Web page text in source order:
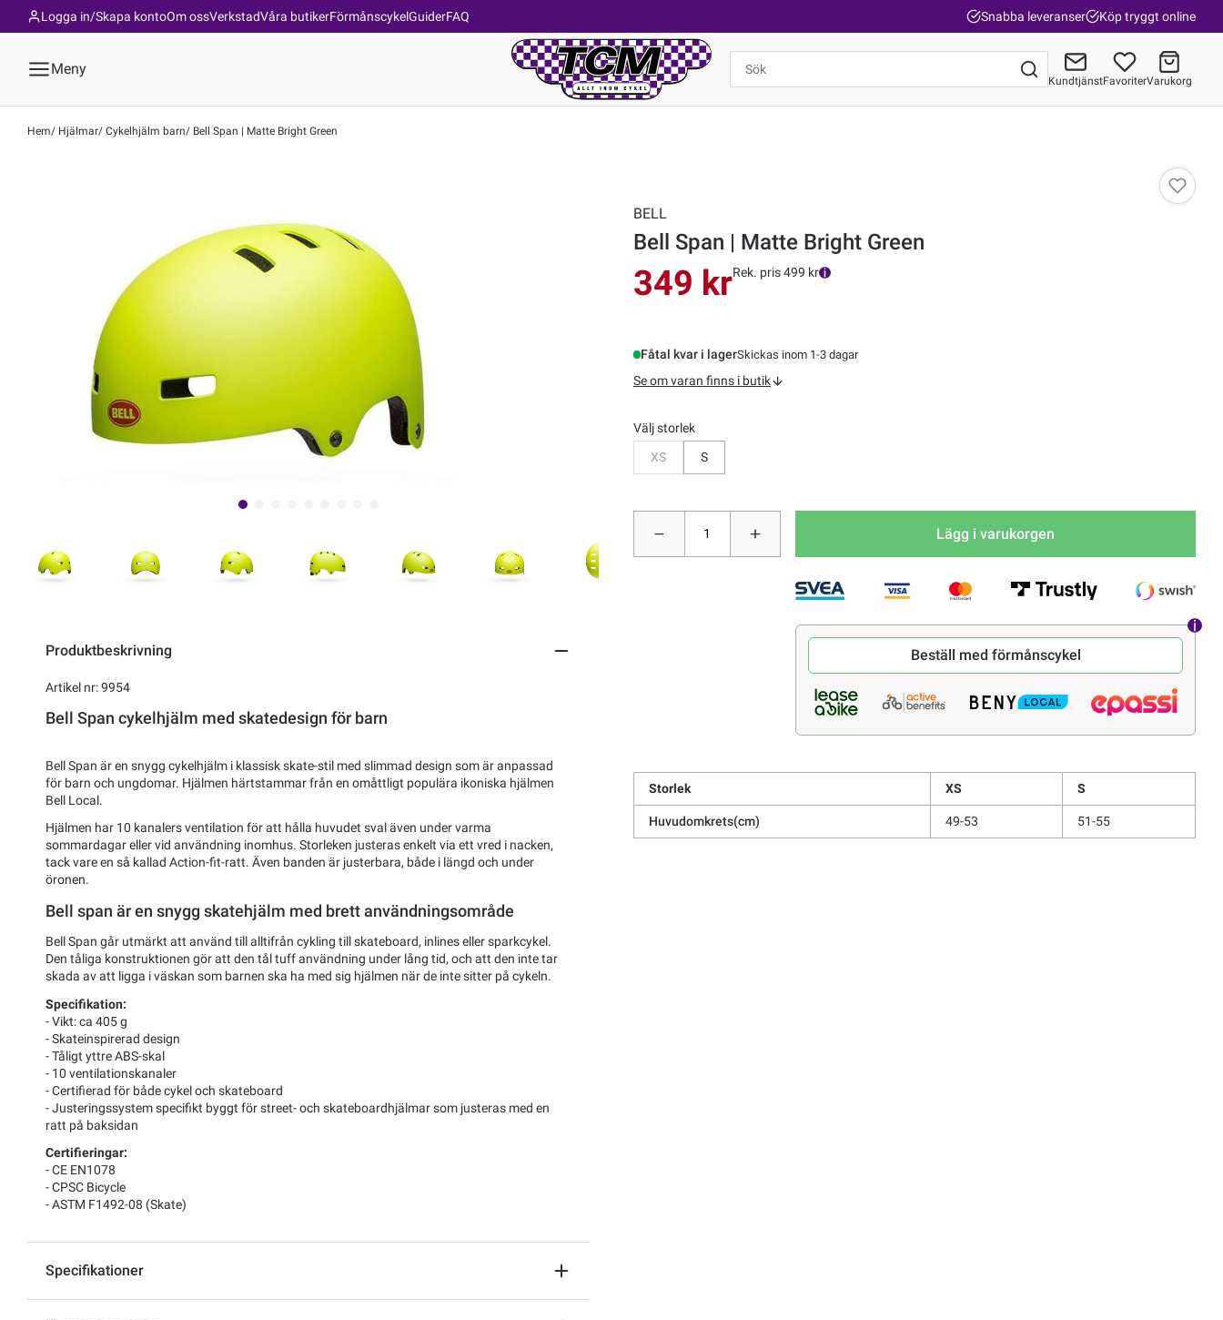
Om ossVerkstadVåra butikerFörmånscykelGuiderFAQ
Logga in/Skapa konto Snabba leveranser Köp tryggt online
Meny
KundtjänstFavoriterVarukorg
Hem Hjälmar Cykelhjälm barn Bell Span | Matte Bright Green
Produktbeskrivning
Artikel nr: 9954
Bell Span cykelhjälm med skatedesign för barn
Bell Span är en snygg cykelhjälm i klassisk skate-stil med slimmad design som är anpassad
för barn och ungdomar. Hjälmen härtstammar från en omåttligt populära ikoniska hjälmen
Bell Local.
Hjälmen har 10 kanalers ventilation för att hålla huvudet sval även under varma
sommardagar eller vid användning inomhus. Storleken justeras enkelt via ett vred i nacken,
tack vare en så kallad Action-fit-ratt. Även banden är justerbara, både i längd och under
öronen.
Bell span är en snygg skatehjälm med brett användningsområde
Bell Span går utmärkt att använd till alltifrån cykling till skateboard, inlines eller sparkcykel.
Den tåliga konstruktionen gör att den tål tuff användning under lång tid, och att den inte tar
skada av att ligga i väskan som barnen ska ha med sig hjälmen när de inte sitter på cykeln.
Specifikation:
- Vikt: ca 405 g
- Skateinspirerad design
- Tåligt yttre ABS-skal
- 10 ventilationskanaler
- Certifierad för både cykel och skateboard
- Justeringssystem specifikt byggt för street- och skateboardhjälmar som justeras med en
ratt på baksidan
Certifieringar:
- CE EN1078
- CPSC Bicycle
- ASTM F1492-08 (Skate)
Specifikationer
BELL
Bell Span | Matte Bright Green
349 krRek. pris 499 kr
Fåtal kvar i lagerSkickas inom 1-3 dagar
Se om varan finns i butik
Välj storlek
XS
S
Lägg i varukorgen
Beställ med förmånscykel
Storlek XS S
Huvudomkrets(cm) 49-53 51-55